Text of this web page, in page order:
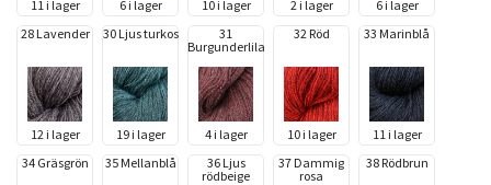
11 i lager 6 i lager 10 i lager 2 i lager
6 i lager
28 Lavender
12 i lager
30 Ljus turkos
19 i lager
31
Burgunderlila
4 i lager
32 Röd
10 i lager
33 Marinblå
11 i lager
34 Gräsgrön
35 Mellanblå
36 Ljus
rödbeige
37 Dammig
rosa
38 Rödbrun